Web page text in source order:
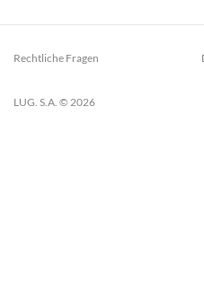
LUG. S.A. © 2026
Rechtliche Fragen